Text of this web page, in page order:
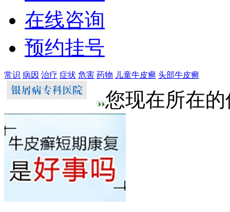
在线咨询
预约挂号
常识 病因 治疗 症状 危害 药物 儿童牛皮癣 头部牛皮癣
您现在所在